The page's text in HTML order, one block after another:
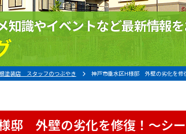
知識やイベントなど最新情報
塗装店 スタッフのつぶやき 神戸市垂水区H様邸 外壁の劣化を修
邸 外壁の劣化を修復！〜シ